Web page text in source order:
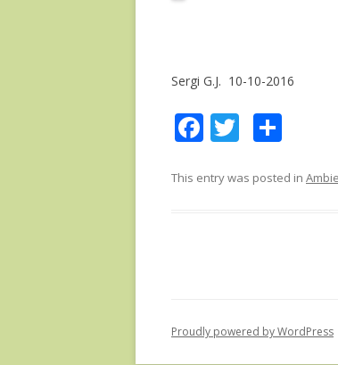
Sergi G.J. 10-10-2016
F
e
T
itt m
This entry was posted in
Proudly powered by WordPress